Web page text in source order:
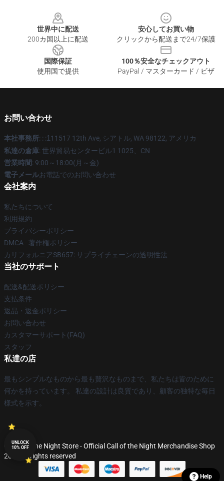
世界中に配送
200カ国以上に配送
安心してお買い物
クリックから配送まで24/7保護
国際保証
使用国で提供
100％安全なチェックアウト
PayPal / マスターカード / ビザ
お問い合わせ
本社事務所: : :1 11517 12th Ave, シアトル, WA 98122, アメリカ
私達の倉庫: 世界貿易センタービル1 1025、CN
営業時間: 9:00～18:00(月～金)
電子メールお電話でのお問い合わせ
会社案内
私たちについて
利用規約
プライバシーポリシー
DMCA - 著作権ポリシー
カリフォルニアSB657: サプライチェーンの透明性法
当社のサポート
配送&配送ポリシー
支払条件
返品・返金ポリシー
お問い合わせ
カスタマーサポート(FAQ)
スタッフ
私達の店
最もシンプルなものから最も贅沢なものまで、私たちは皆のために
何かを持っています。 私達の設計は良質であり、顧客の独特な毎日
様式を示す。
© Call of the Night Store - Official Call of the Night Merchandise Shop
2026 all rights reserved
Help
UNLOCK
10% OFF